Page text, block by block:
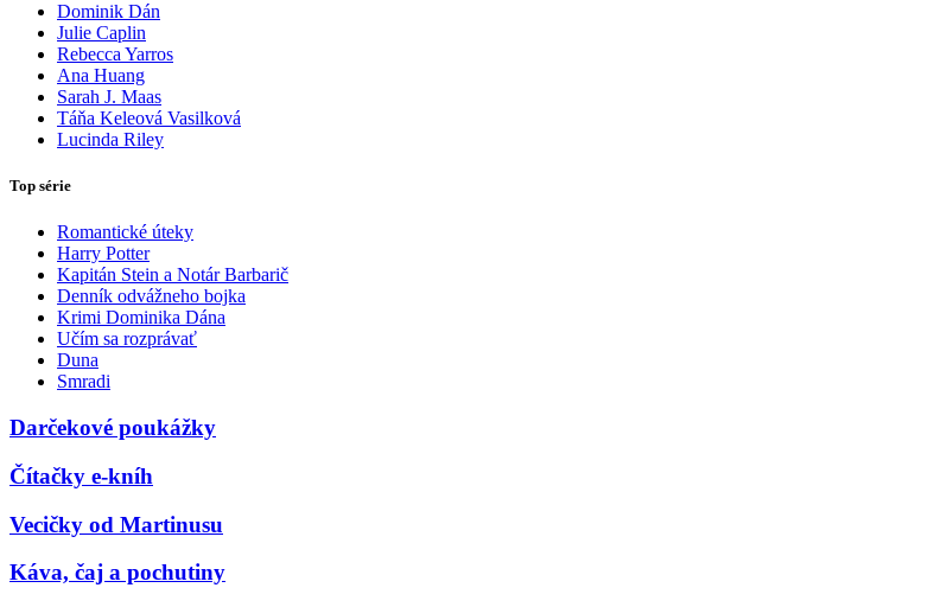
Dominik Dán
Julie Caplin
Rebecca Yarros
Ana Huang
Sarah J. Maas
Táňa Keleová Vasilková
Lucinda Riley
Top série
Romantické úteky
Harry Potter
Kapitán Stein a Notár Barbarič
Denník odvážneho bojka
Krimi Dominika Dána
Učím sa rozprávať
Duna
Smradi
Darčekové poukážky
Čítačky e-kníh
Vecičky od Martinusu
Káva, čaj a pochutiny